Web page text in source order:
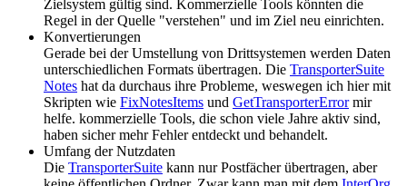
Zielsystem gültig sind. Kommerzielle Tools könnten die
Regel in der Quelle "verstehen" und im Ziel neu einrichten.
Konvertierungen
Gerade bei der Umstellung von Drittsystemen werden Daten
unterschiedlichen Formats übertragen. Die TransporterSuite
Notes hat da durchaus ihre Probleme, weswegen ich hier mit
Skripten wie FixNotesItems und GetTransporterErrormir
helfe. kommerzielle Tools, die schon viele Jahre aktiv sind,
haben sicher mehr Fehler entdeckt und behandelt.
Umfang der Nutzdaten
Die TransporterSuite kann nur Postfächer übertragen, aber